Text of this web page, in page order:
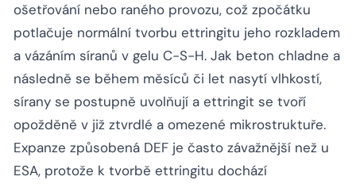
ošetřování nebo raného provozu, což zpočátku
potlačuje normální tvorbu ettringitu jeho rozkladem
a vázáním síranů v gelu C-S-H. Jak beton chladne a
následně se během měsíců či let nasytí vlhkostí,
sírany se postupně uvolňují a ettringit se tvoří
opožděně v již ztvrdlé a omezené mikrostruktuře.
Expanze způsobená DEF je často závažnější než u
ESA, protože k tvorbě ettringitu dochází